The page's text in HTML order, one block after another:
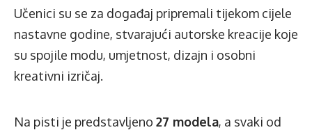
Učenici su se za događaj pripremali tijekom cijele
nastavne godine, stvarajući autorske kreacije koje
su spojile modu, umjetnost, dizajn i osobni
kreativni izričaj.
Na pisti je predstavljeno 27 modela, a svaki od